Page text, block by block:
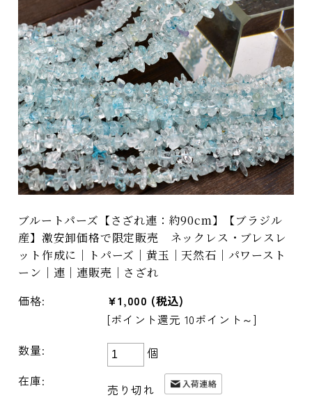
ブルートパーズ【さざれ連：約90cm】【ブラジル
産】激安卸価格で限定販売 ネックレス・ブレスレ
ット作成に｜トパーズ｜黄玉｜天然石｜パワースト
ーン｜連｜連販売｜さざれ
価格: ¥1,000 (税込)
[ポイント還元 10ポイント～]
数量:
個
在庫:
売り切れ